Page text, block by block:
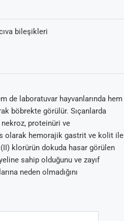
bileşikleri
de laboratuvar hayvanlarında hem
böbrekte görülür. Sıçanlarda
nekroz, proteinüri ve
olarak hemorajik gastrit ve kolit ile
klorürün dokuda hasar görülen
sahip olduğunu ve zayıf
neden olmadığını